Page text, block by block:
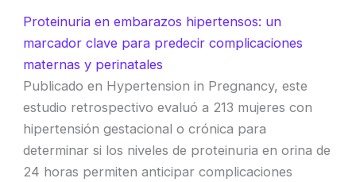
Proteinuria en embarazos hipertensos: un
marcador clave para predecir complicaciones
maternas y perinatales
Publicado en Hypertension in Pregnancy, este
estudio retrospectivo evaluó a 213 mujeres con
hipertensión gestacional o crónica para
determinar si los niveles de proteinuria en orina de
24 horas permiten anticipar complicaciones